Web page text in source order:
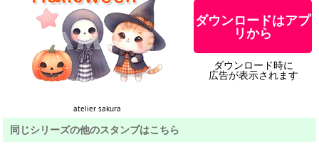
atelier sakura
ダウンロードはアプ
リから
ダウンロード時に
広告が表示されます
同じシリーズの他のスタンプはこちら